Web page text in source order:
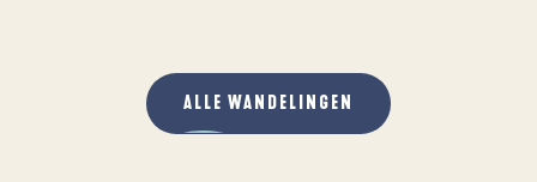
ALLE WANDELINGEN